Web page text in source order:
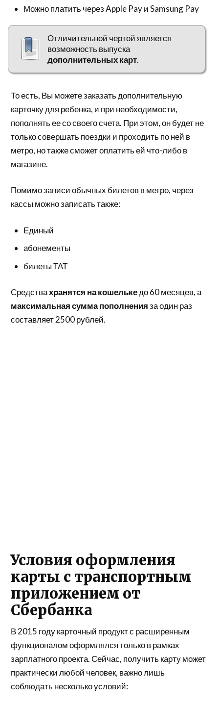
Можно платить через Apple Pay и Samsung Pay
Отличительной чертой является
возможность выпуска
дополнительных карт.
То есть, Вы можете заказать дополнительную
карточку для ребенка, и при необходимости,
пополнять ее со своего счета. При этом, он будет не
только совершать поездки и проходить по ней в
метро, но также сможет оплатить ей что-либо в
магазине.
Помимо записи обычных билетов в метро, через
кассы можно записать также:
Единый
абонементы
билеты ТАТ
Средствахранятся на кошелькедо 60 месяцев, а
максимальная сумма пополненияза один раз
составляет 2500 рублей.
Условия оформления
карты с транспортным
приложением от
Сбербанка
В 2015 году карточный продукт с расширенным
функционалом оформлялся только в рамках
зарплатного проекта. Сейчас, получить карту может
практически любой человек, важно лишь
соблюдать несколько условий: